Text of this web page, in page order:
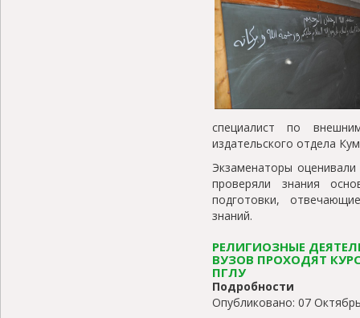
специалист по
издательского отдела
Экзаменаторы
проверяли знания
подготовки,
знаний.
РЕЛИГИОЗНЫЕ
ВУЗОВ ПРОХОДЯТ
ПГЛУ
Подробности
Опубликовано: 07